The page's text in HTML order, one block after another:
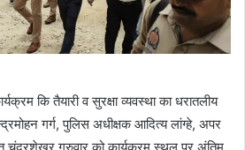
कि तैयारी व सुरक्षा व्यवस्था का धरातलीय
गर्ग, पुलिस अधीक्षक आदित्य लांग्हे, अपर